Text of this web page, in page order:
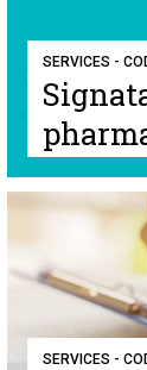
SERVICES -
SERVICES -